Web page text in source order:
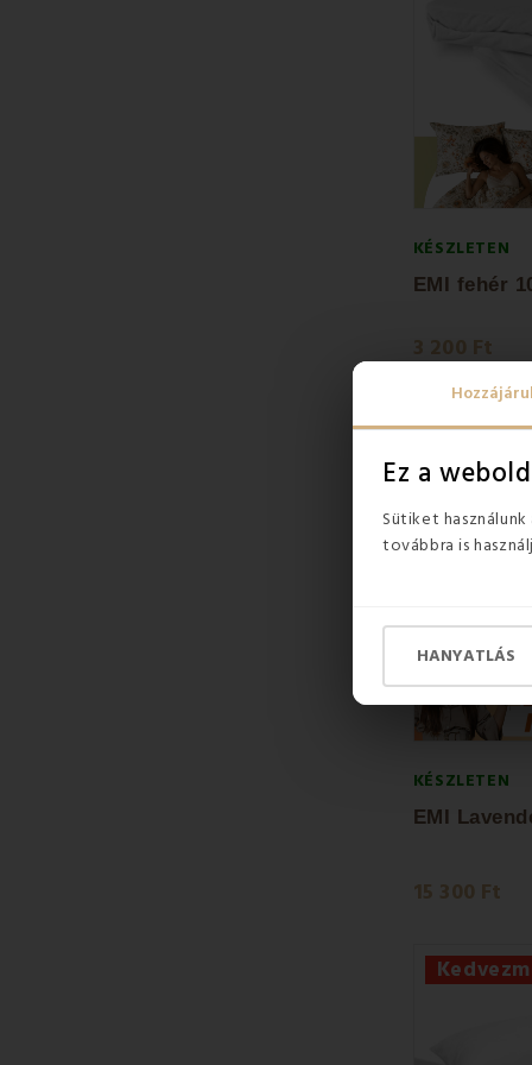
Ez a
Sütiket
továbbra is
HANYATLÁS
KÉSZLETEN
3 200 Ft
KÉSZLETEN
15 300 Ft